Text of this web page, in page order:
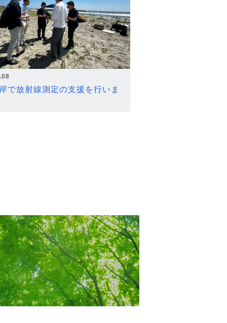
で放射線測定の支援を行いま